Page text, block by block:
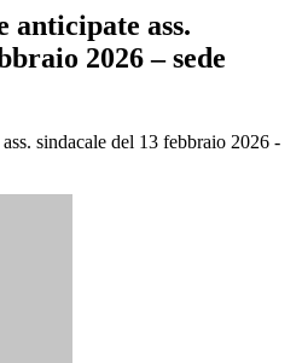
anticipate ass.
2026 – sede
sindacale del 13 febbraio 2026 -